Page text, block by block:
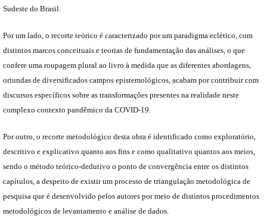
Sudeste do Brasil.
Por um lado, o recorte teórico é caracterizado por um paradigma eclético, com
distintos marcos conceituais e teorias de fundamentação das análises, o que
confere uma roupagem plural ao livro à medida que as diferentes abordagens,
oriundas de diversificados campos epistemológicos, acabam por contribuir com
discursos específicos sobre as transformações presentes na realidade neste
complexo contexto pandêmico da COVID-19.
Por outro, o recorte metodológico desta obra é identificado como exploratório,
descritivo e explicativo quanto aos fins e como qualitativo quantos aos meios,
sendo o método teórico-dedutivo o ponto de convergência entre os distintos
capítulos, a despeito de existir um processo de triangulação metodológica de
pesquisa que é desenvolvido pelos autores por meio de distintos procedimentos
metodológicos de levantamento e análise de dados.